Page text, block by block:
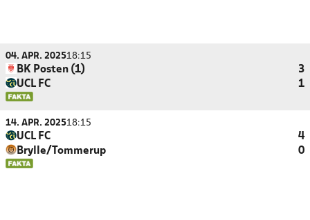
04. APR. 202518:15
BK Posten (1)
3
UCL FC
1
14. APR. 202518:15
UCL FC
4
Brylle/Tommerup
0